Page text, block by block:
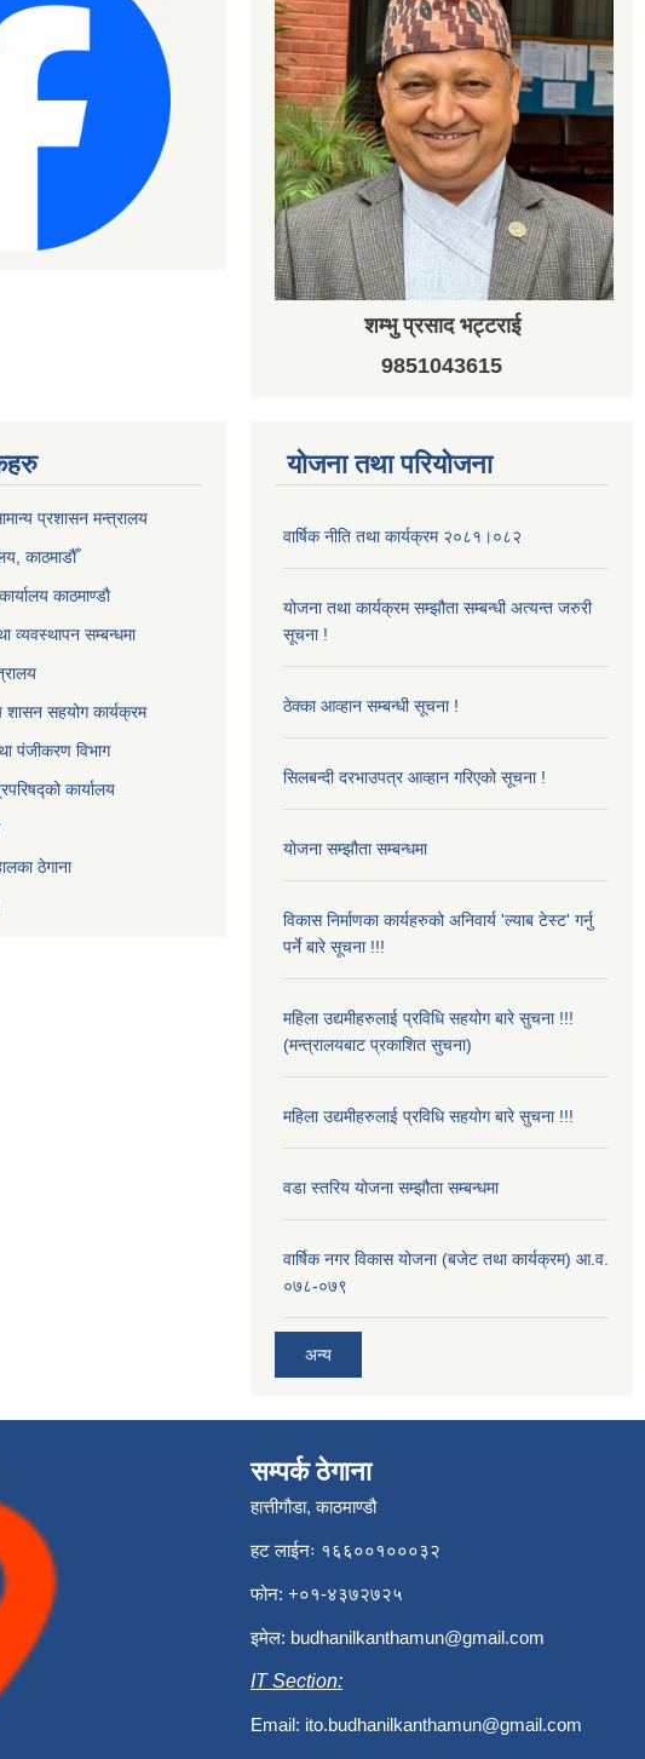
शम्भु प्रसाद भट्टराई
9851043615
प्रशासन मन्त्रालय
काठमाडौँ
काठमाण्ड‌ौ
व्यवस्थापन सम्बन्धमा
शासन सहयोग कार्यक्रम
पंजीकरण विभाग
कार्यालय
ठेगाना
योजना तथा परियोजना
वार्षिक नीति तथा कार्यक्रम २०८१।०८२
योजना तथा कार्यक्रम सम्झौता सम्बन्धी अत्यन्त जरुरी
सूचना !
ठेक्का आव्हान सम्बन्धी सूचना !
सिलबन्दी दरभाउपत्र आव्हान गरिएको सूचना !
योजना सम्झौता सम्बन्धमा
विकास निर्माणका कार्यहरुको अनिवार्य 'ल्याब टेस्ट' गर्नु
पर्ने बारे सूचना !!!
महिला उद्यमीहरुलाई प्रविधि सहयोग बारे सुचना !!!
(मन्त्रालयबाट प्रकाशित सुचना)
महिला उद्यमीहरुलाई प्रविधि सहयोग बारे सुचना !!!
वडा स्तरिय योजना सम्झौता सम्बन्धमा
वार्षिक नगर विकास योजना (बजेट तथा कार्यक्रम) आ.व.
०७८-०७९
अन्य
सम्पर्क ठेगाना
हात्तीगौडा, काठमाण्डौ
हट लाईनः १६६००१०००३२
फोन: +०१-४३७२७२५
इमेल: budhanilkanthamun@gmail.com
IT Section:
Email: ito.budhanilkanthamun@gmail.com